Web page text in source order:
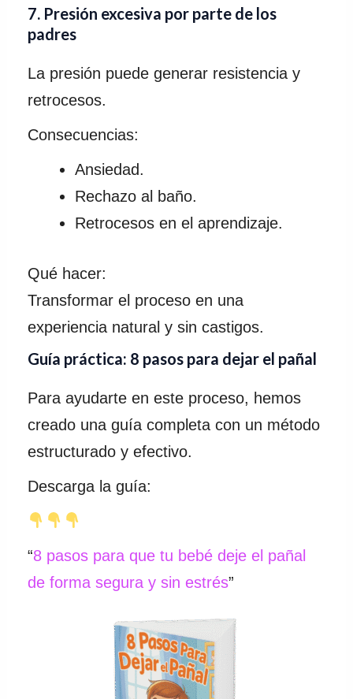
7. Presión excesiva por parte de los
padres
La presión puede generar resistencia y
retrocesos.
Consecuencias:
Ansiedad.
Rechazo al baño.
Retrocesos en el aprendizaje.
Qué hacer:
Transformar el proceso en una
experiencia natural y sin castigos.
Guía práctica: 8 pasos para dejar el pañal
Para ayudarte en este proceso, hemos
creado una guía completa con un método
estructurado y efectivo.
Descarga la guía:
“8 pasos para que tu bebé deje el pañal
de forma segura y sin estrés”